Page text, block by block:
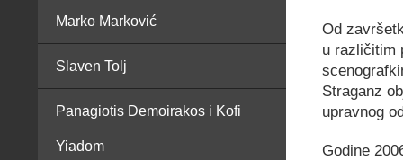
Marko Marković
Slaven Tolj
Panagiotis Demoirakos i Kofi
Yiadom
Od
u različitim
Straganz
upravnog
Godine